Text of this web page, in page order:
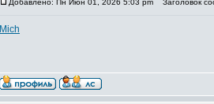
Добавлено: Пн Июн 01, 2026 5:03 pm Заголовок
Mich